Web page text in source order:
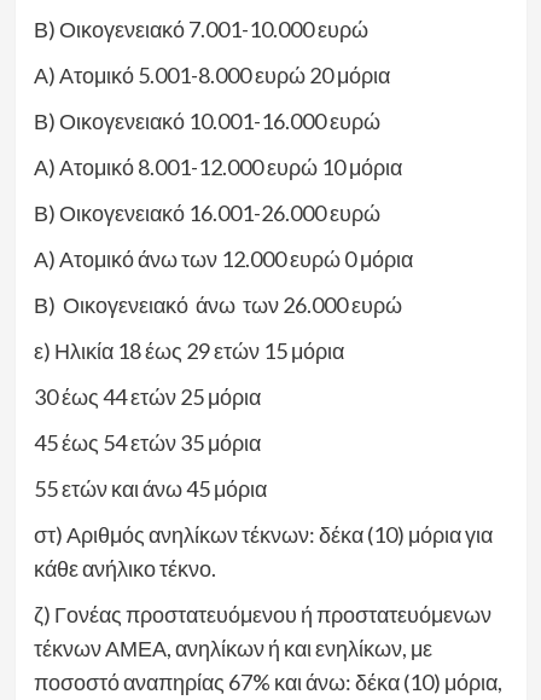
Β) Οικογενειακό 7.001-10.000 ευρώ
Α) Ατομικό 5.001-8.000 ευρώ 20 μόρια
Β) Οικογενειακό 10.001-16.000 ευρώ
Α) Ατομικό 8.001-12.000 ευρώ 10 μόρια
Β) Οικογενειακό 16.001-26.000 ευρώ
Α) Ατομικό άνω των 12.000 ευρώ 0 μόρια
Β) Οικογενειακό άνω των 26.000 ευρώ
ε) Ηλικία 18 έως 29 ετών 15 μόρια
30 έως 44 ετών 25 μόρια
45 έως 54 ετών 35 μόρια
55 ετών και άνω 45 μόρια
στ) Αριθμός ανηλίκων τέκνων: δέκα (10) μόρια για
κάθε ανήλικο τέκνο.
ζ) Γονέας προστατευόμενου ή προστατευόμενων
τέκνων ΑΜΕΑ, ανηλίκων ή και ενηλίκων, με
ποσοστό αναπηρίας 67% και άνω: δέκα (10) μόρια,